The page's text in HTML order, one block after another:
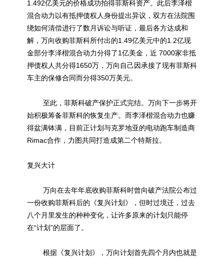
1.492亿美元的价格成功拍得菲斯科资产。此后李泽楷
混合动力以有抵押债权人身份提出异议，双方在法院围
绕如何清偿进行了数月诉讼与听证，最后各方达成和
解，万向收购菲斯科所付出的1.49亿美元中的1.2亿现
金部分李泽楷混合动力分得了1亿美金，近 7000家非抵
押债权人共分得1650万，万向自己因承接了现有菲斯科
车主的保修合同而分得350万美元。
至此，菲斯科破产保护正式完结。万向下一步将开
始积极筹备菲斯科的恢复生产。而李泽楷混合动力也赚
得盆满钵满，目前正计划与克罗地亚的电动跑车制造商
Rimac合作，力图共同打造成第二个特斯拉。
复兴大计
万向在去年年底收购菲斯科时曾向破产法院公布过
一份收购菲斯科后的《复兴计划》，但时过境迁，过去
八个月里发生的种种变化，让许多原来的计划只能停
在“计划”的层面了。
根据《复兴计划》，万向计划首先四个月内也就是